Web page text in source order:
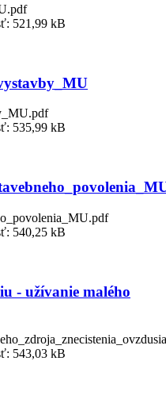
521,99 kB
535,99 kB
540,25 kB
- užívanie malého
543,03 kB